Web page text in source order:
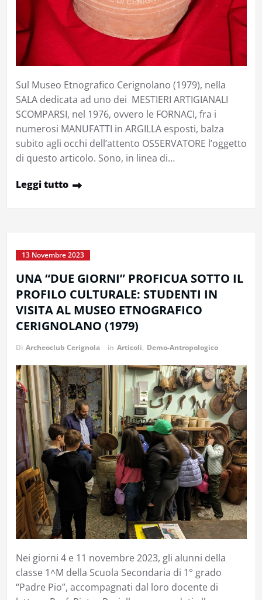
Sul Museo Etnografico Cerignolano (1979), nella
SALA dedicata ad uno dei MESTIERI ARTIGIANALI
SCOMPARSI, nel 1976, ovvero le FORNACI, fra i
numerosi MANUFATTI in ARGILLA esposti, balza
subito agli occhi dell’attento OSSERVATORE l’oggetto
di questo articolo. Sono, in linea di…
Leggi tutto
13 Novembre 2023
UNA “DUE GIORNI” PROFICUA SOTTO IL
PROFILO CULTURALE: STUDENTI IN
VISITA AL MUSEO ETNOGRAFICO
CERIGNOLANO (1979)
Di Archeoclub Cerignola in Articoli, Demo-Antropologico
Nei giorni 4 e 11 novembre 2023, gli alunni della
classe 1^M della Scuola Secondaria di 1° grado
“Padre Pio”, accompagnati dal loro docente di